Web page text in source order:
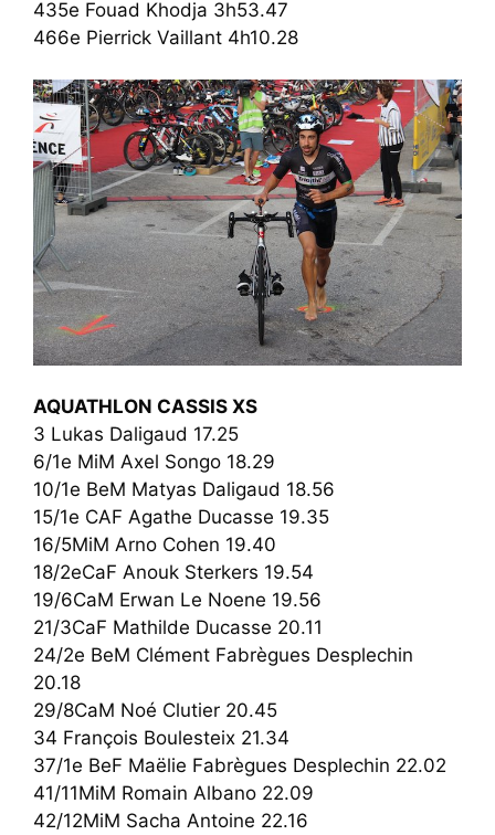
435e Fouad Khodja 3h53.47
466e Pierrick Vaillant 4h10.28
AQUATHLON CASSIS XS
3 Lukas Daligaud 17.25
6/1e MiM Axel Songo 18.29
10/1e BeM Matyas Daligaud 18.56
15/1e CAF Agathe Ducasse 19.35
16/5MiM Arno Cohen 19.40
18/2eCaF Anouk Sterkers 19.54
19/6CaM Erwan Le Noene 19.56
21/3CaF Mathilde Ducasse 20.11
24/2e BeM Clément Fabrègues Desplechin
20.18
29/8CaM Noé Clutier 20.45
34 François Boulesteix 21.34
37/1e BeF Maëlie Fabrègues Desplechin 22.02
41/11MiM Romain Albano 22.09
42/12MiM Sacha Antoine 22.16